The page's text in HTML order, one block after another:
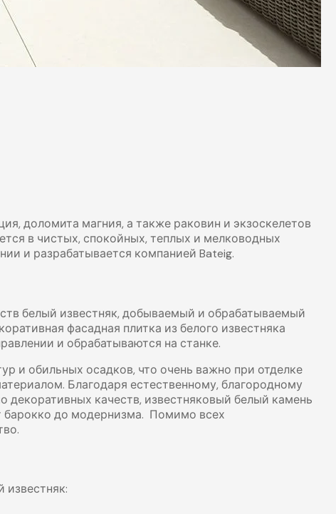
доломита магния, а также раковин и экзоскелетов
в чистых, спокойных, теплых и мелководных
и разрабатывается компанией Bateig.
белый известняк, добываемый и обрабатываемый
фасадная плитка из белого известняка
и обрабатываются на станке.
и обильных осадков, что очень важно при отделке
Благодаря естественному, благородному
качеств, известняковый белый камень
барокко до модернизма. Помимо всех
известняк: